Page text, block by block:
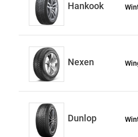
Hankook
Nexen
Dunlop